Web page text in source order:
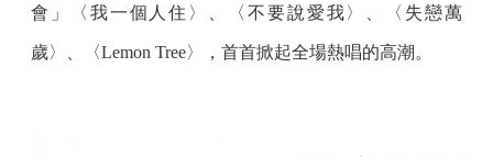
會」〈我一個人住〉、〈不要說愛我〉、〈失戀萬
歲〉、〈Lemon Tree〉，首首掀起全場熱唱的高潮。